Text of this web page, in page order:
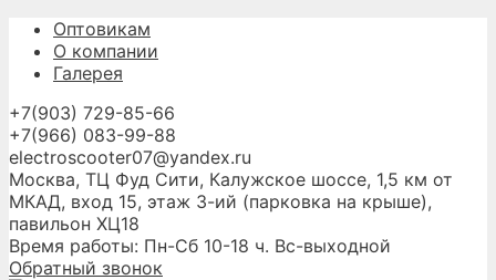
Перейти
содержимому
Оптовикам
О компании
Галерея
+7(903) 729-85-66
+7(966) 083-99-88
electroscooter07@yandex.ru
Москва, ТЦ Фуд Сити, Калужское шоссе, 1,5 км от
МКАД, вход 15, этаж 3-ий (парковка на крыше),
павильон ХЦ18
Время работы: Пн-Сб 10-18 ч. Вс-выходной
Обратный звонок